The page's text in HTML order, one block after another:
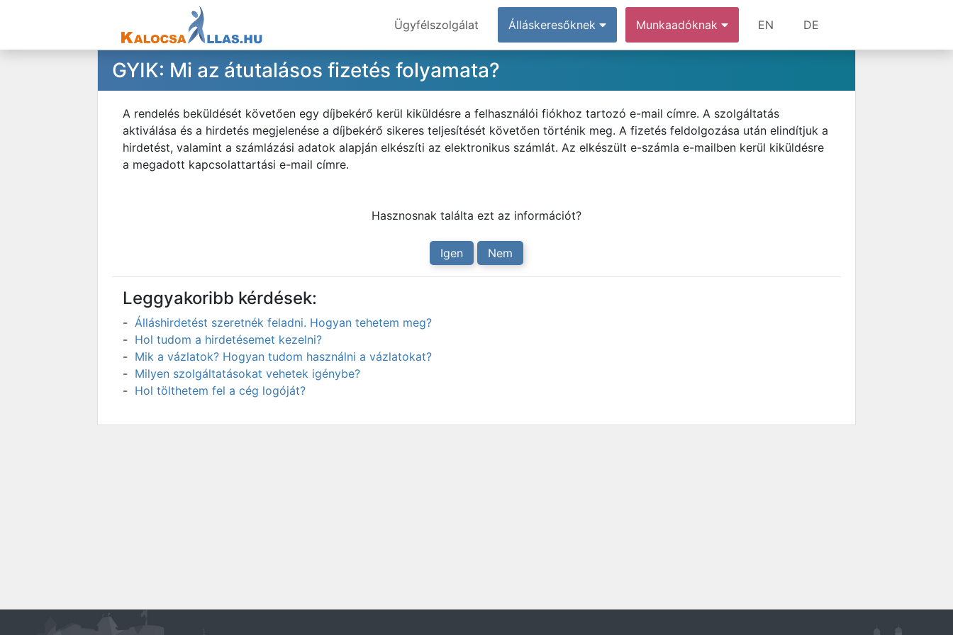
Ügyfélszolgálat Álláskeresőknek Munkaadóknak EN DE
GYIK: Mi az átutalásos fizetés folyamata?
A rendelés beküldését követően egy díjbekérő kerül kiküldésre a felhasználói fiókhoz tartozó e-mail címre. A szolgáltatás
aktiválása és a hirdetés megjelenése a díjbekérő sikeres teljesítését követően történik meg. A fizetés feldolgozása után elindítjuk a
hirdetést, valamint a számlázási adatok alapján elkészíti az elektronikus számlát. Az elkészült e-számla e-mailben kerül kiküldésre
a megadott kapcsolattartási e-mail címre.
Hasznosnak találta ezt az információt?
Igen Nem
Leggyakoribb kérdések:
Álláshirdetést szeretnék feladni. Hogyan tehetem meg?
Hol tudom a hirdetésemet kezelni?
Mik a vázlatok? Hogyan tudom használni a vázlatokat?
Milyen szolgáltatásokat vehetek igénybe?
Hol tölthetem fel a cég logóját?